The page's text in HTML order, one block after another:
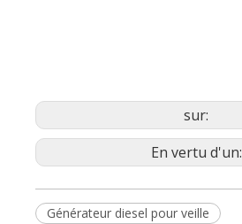
sur:
En vertu d'un:
Générateur diesel pour veille